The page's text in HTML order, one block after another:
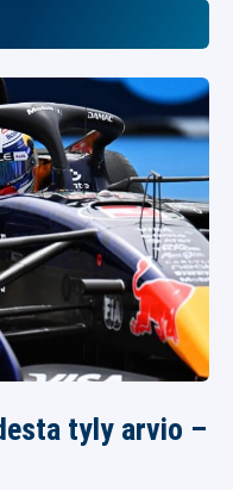
Realin tähdille
– 13:54
Mannerilla suuret
HPK:n
– ”Se
pelaaja”
tähti murtui
jälkeen –
tyly arvio –